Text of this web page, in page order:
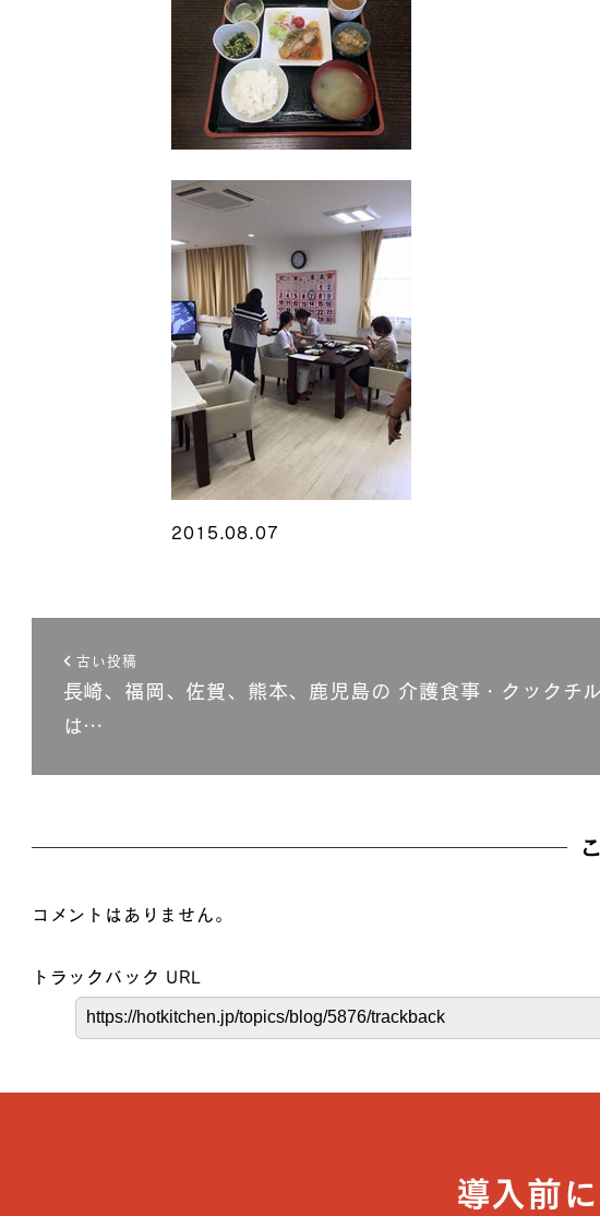
2015.08.07
古い投稿
長崎、福岡、佐賀、熊本、鹿児島の 介護食事・クックチ
は…
コメントはありません。
トラックバック URL
導入前